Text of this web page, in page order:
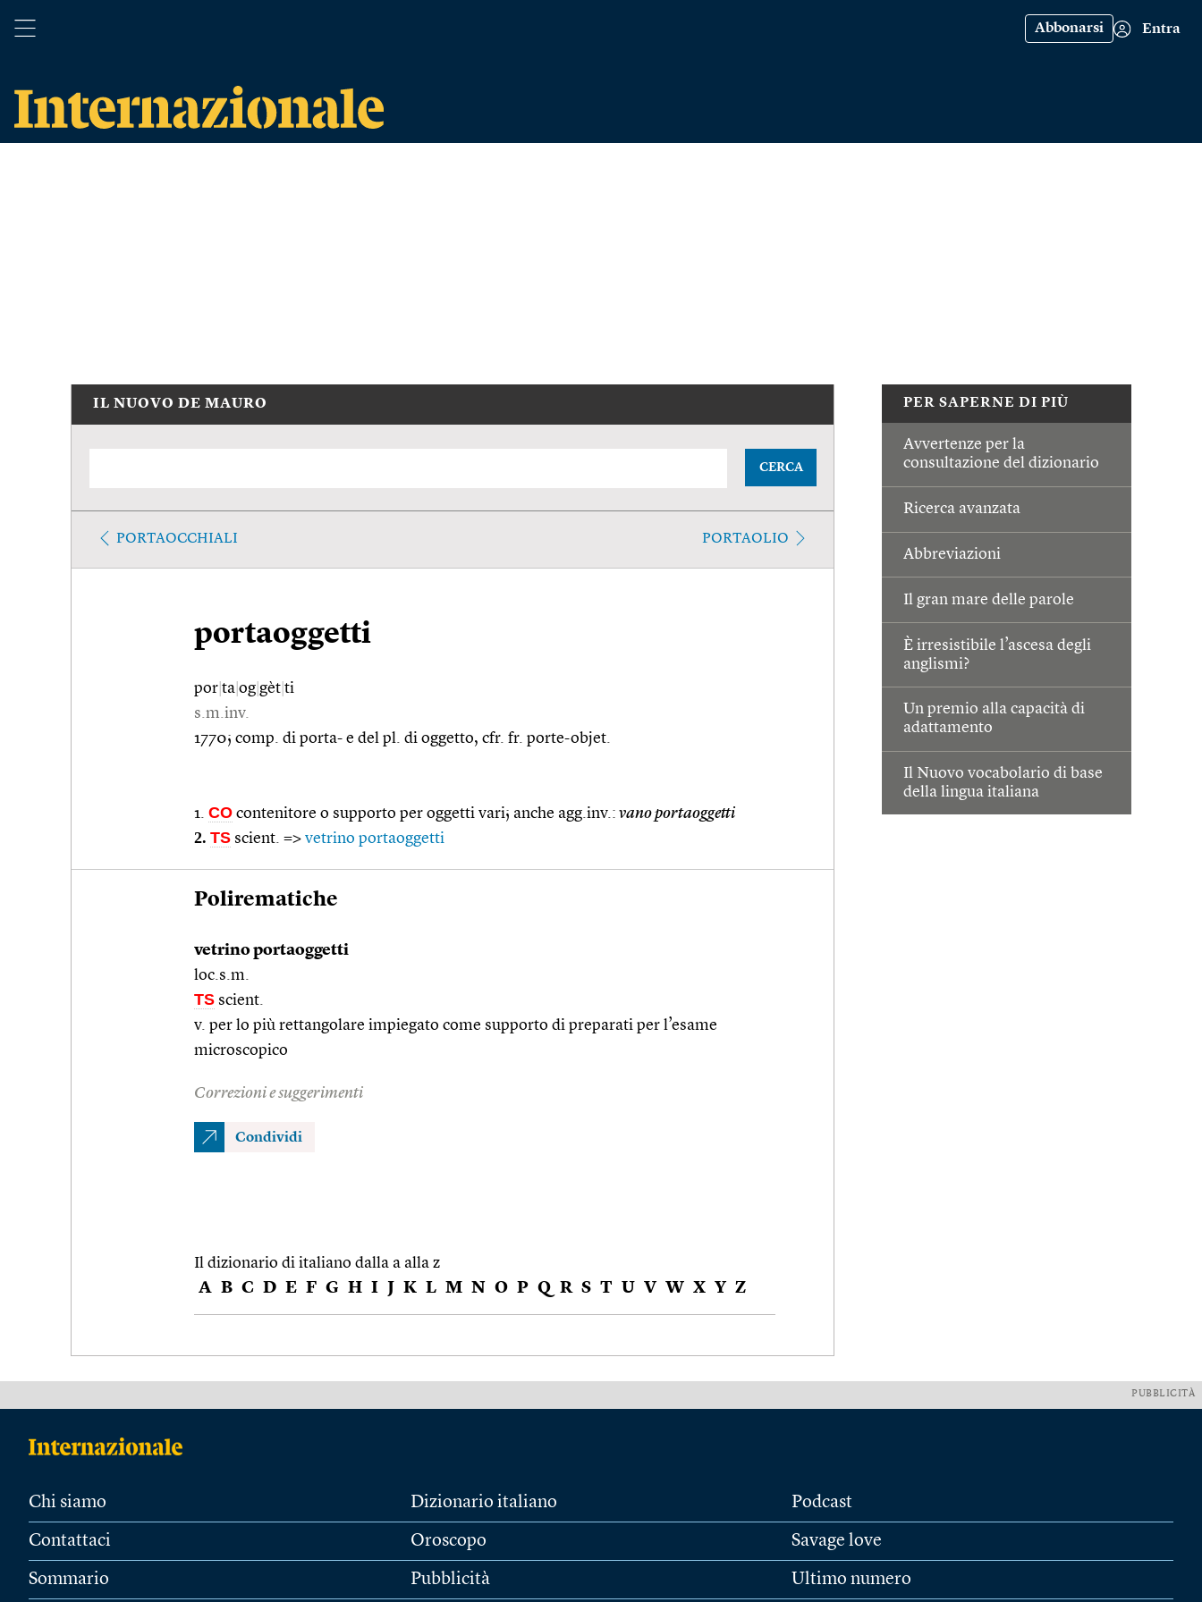
Abbonarsi Entra
PER SAPERNE DI PIÙ
Avvertenze per la
consultazione del dizionario
Ricerca avanzata
Abbreviazioni
Il gran mare delle parole
È irresistibile l’ascesa degli
anglismi?
Un premio alla capacità di
adattamento
Il Nuovo vocabolario di base
della lingua italiana
IL NUOVO DE MAURO
CERCA
PORTAOCCHIALI PORTAOLIO
portaoggetti
por ta og gèt ti
s.m.inv.
1770; comp. di porta- e del pl. di oggetto, cfr. fr. porte-objet.
1. CO contenitore o supporto per oggetti vari; anche agg.inv.: vano portaoggetti
2. TS scient. => vetrino portaoggetti
Polirematiche
vetrino portaoggetti
loc.s.m.
TS scient.
v. per lo più rettangolare impiegato come supporto di preparati per l’esame
microscopico
Correzioni e suggerimenti
Condividi
Il dizionario di italiano dalla a alla z
A B C D E F G H I J K L M N O P Q R S T U V W X Y Z
PUBBLICITÀ
Chi siamo
Contattaci
Sommario
Dizionario italiano
Oroscopo
Pubblicità
Podcast
Savage love
Ultimo numero